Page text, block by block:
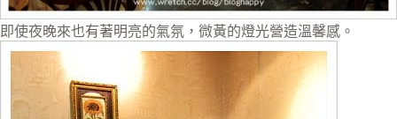
即使夜晚來也有著明亮的氣氛，微黃的燈光營造溫馨感。